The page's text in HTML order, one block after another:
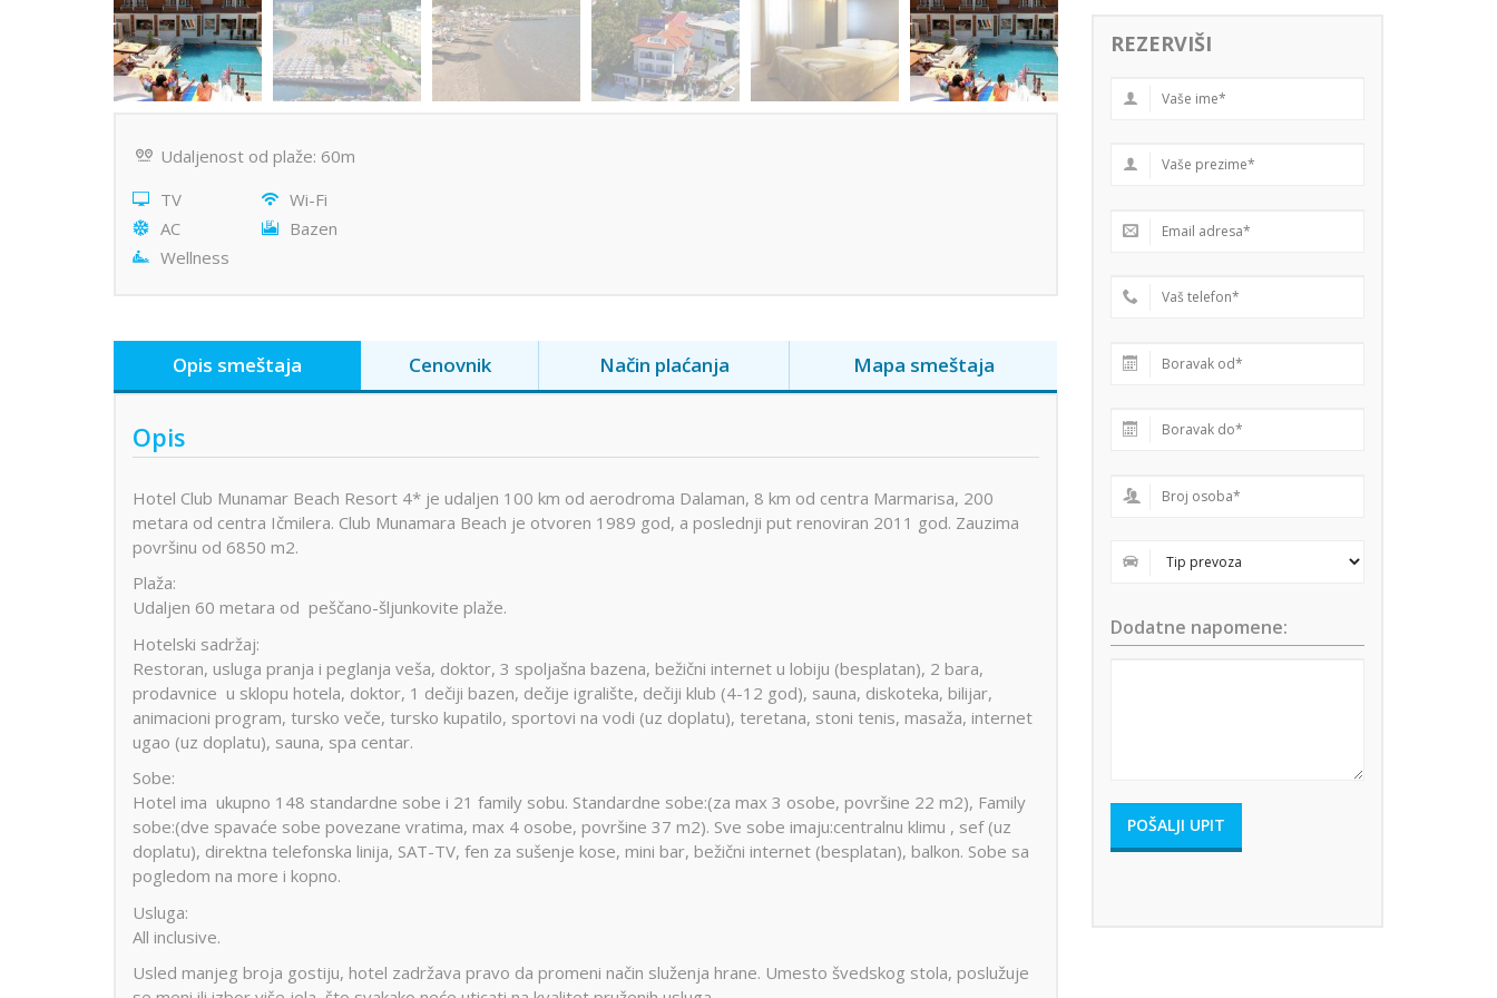
Udaljenost od plaže: 60m
TV
Wi-Fi
AC
Bazen
Wellness
Opis smeštaja Cenovnik Način plaćanja Mapa smeštaja
Opis
Hotel Club Munamar Beach Resort 4* je udaljen 100 km od aerodroma Dalaman, 8 km od centra Marmarisa, 200
metara od centra Ičmilera. Club Munamara Beach je otvoren 1989 god, a poslednji put renoviran 2011 god. Zauzima
površinu od 6850 m2.
Plaža:
Udaljen 60 metara od peščano-šljunkovite plaže.
Hotelski sadržaj:
Restoran, usluga pranja i peglanja veša, doktor, 3 spoljašna bazena, bežični internet u lobiju (besplatan), 2 bara,
prodavnice u sklopu hotela, doktor, 1 dečiji bazen, dečije igralište, dečiji klub (4-12 god), sauna, diskoteka, bilijar,
animacioni program, tursko veče, tursko kupatilo, sportovi na vodi (uz doplatu), teretana, stoni tenis, masaža, internet
ugao (uz doplatu), sauna, spa centar.
Sobe:
Hotel ima ukupno 148 standardne sobe i 21 family sobu. Standardne sobe:(za max 3 osobe, površine 22 m2), Family
sobe:(dve spavaće sobe povezane vratima, max 4 osobe, površine 37 m2). Sve sobe imaju:centralnu klimu , sef (uz
doplatu), direktna telefonska linija, SAT-TV, fen za sušenje kose, mini bar, bežični internet (besplatan), balkon. Sobe sa
pogledom na more i kopno.
Usluga:
All inclusive.
Usled manjeg broja gostiju, hotel zadržava pravo da promeni način služenja hrane. Umesto švedskog stola, poslužuje
REZERVIŠI
Dodatne napomene: